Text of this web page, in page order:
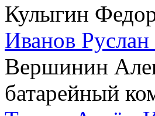
Кулыгин
Иванов
Вершинин
батарейный